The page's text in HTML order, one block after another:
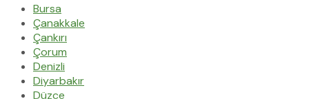
Bursa
Çanakkale
Çankırı
Çorum
Denizli
Diyarbakır
Düzce